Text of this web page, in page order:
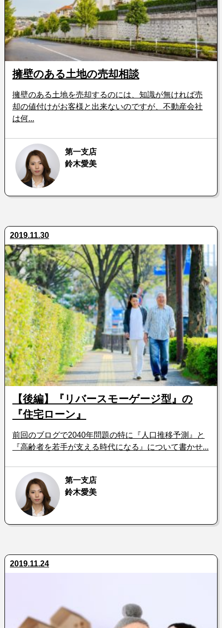
擁壁のある土地の売却相談
擁壁のある土地を売却するのには、知識が無ければ売
却の値付けがお客様と出来ないのですが、不動産会社
は何...
第一支店
鈴木愛美
2019.11.30
【後編】『リバースモーゲージ型』の
『住宅ローン』
前回のブログで2040年問題の特に『人口推移予測』と
『高齢者を若手が支える時代になる』について書かせ...
第一支店
鈴木愛美
2019.11.24